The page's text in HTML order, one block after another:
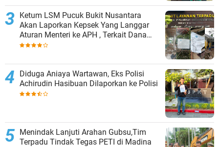
Ketum LSM Pucuk Bukit Nusantara
Akan Laporkan Kepsek Yang Langgar
Aturan Menteri ke APH , Terkait Dana
Revitalisasi Sekolah
Diduga Aniaya Wartawan, Eks Polisi
Achirudin Hasibuan Dilaporkan ke Polisi
Menindak Lanjuti Arahan Gubsu,Tim
Terpadu Tindak Tegas PETI di Madina